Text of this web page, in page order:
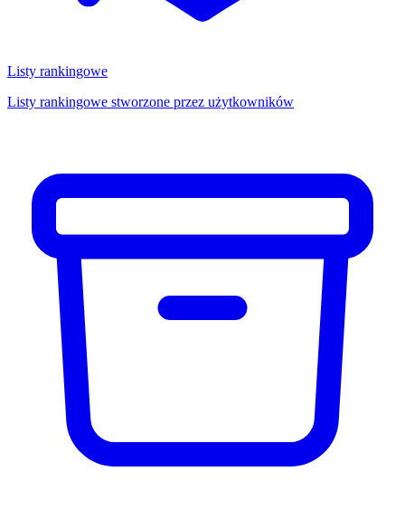
Listy rankingowe
Listy rankingowe stworzone przez użytkowników